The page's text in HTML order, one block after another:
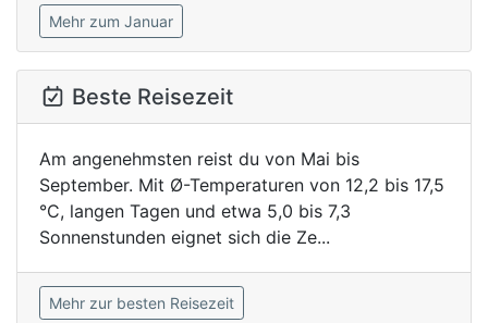
Mehr zum Januar
Beste Reisezeit
Am angenehmsten reist du von Mai bis
September. Mit Ø-Temperaturen von 12,2 bis 17,5
°C, langen Tagen und etwa 5,0 bis 7,3
Sonnenstunden eignet sich die Ze...
Mehr zur besten Reisezeit